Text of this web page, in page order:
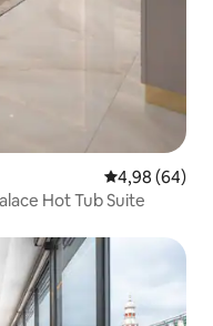
Średnia
4,98 (64)
Hot Tub Suite